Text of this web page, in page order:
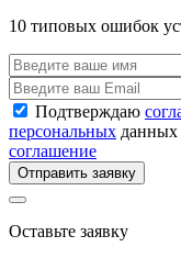
10 типовых ошибок
Подтверждаю
персональных
соглашение
Отправить заявку
Оставьте заявку